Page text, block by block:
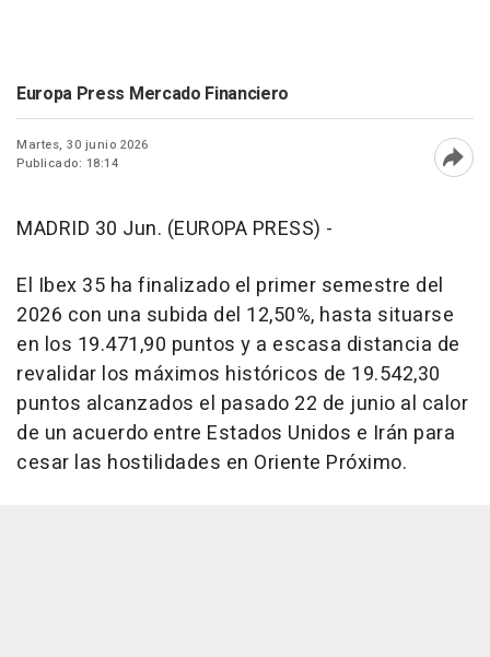
Europa Press Mercado Financiero
Martes, 30 junio 2026
Publicado: 18:14
MADRID 30 Jun. (EUROPA PRESS) -
El Ibex 35 ha finalizado el primer semestre del
2026 con una subida del 12,50%, hasta situarse
en los 19.471,90 puntos y a escasa distancia de
revalidar los máximos históricos de 19.542,30
puntos alcanzados el pasado 22 de junio al calor
de un acuerdo entre Estados Unidos e Irán para
cesar las hostilidades en Oriente Próximo.